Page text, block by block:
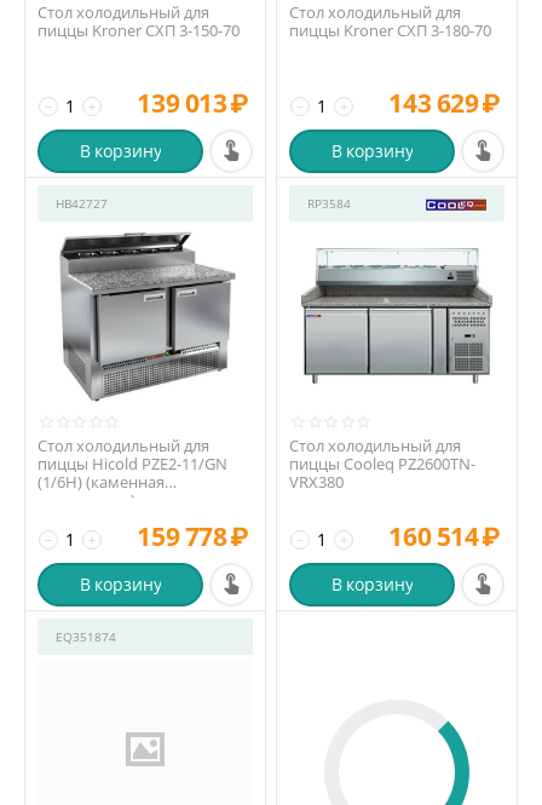
Стол холодильный для
пиццы Kroner СХП 3-150-70
+
− 139 013₽
В корзину
Стол холодильный для
пиццы Kroner СХП 3-180-70
+
− 143 629₽
В корзину
HB42727
Стол холодильный для
пиццы Hicold PZE2-11/GN
(1/6H) (каменная
столешница)
+
− 159 778₽
В корзину
RP3584
Стол холодильный для
пиццы Cooleq PZ2600TN-
VRX380
+
− 160 514₽
В корзину
EQ351874